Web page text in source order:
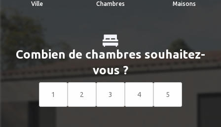
Ville Chambres Maisons
Combien de chambres souhaitez-
vous ?
1 2 3 4 5